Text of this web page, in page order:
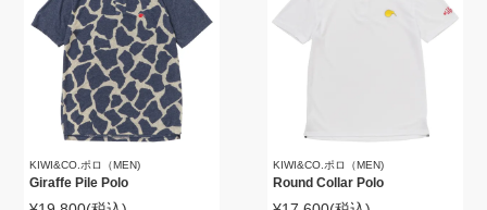
KIWI&CO.ポロ（MEN)
Giraffe Pile Polo
KIWI&CO.ポロ（MEN)
Round Collar Polo